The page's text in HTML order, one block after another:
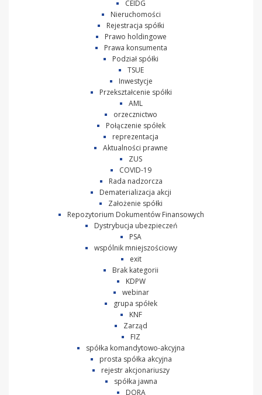
CEIDG
Nieruchomości
Rejestracja spółki
Prawo holdingowe
Prawa konsumenta
Podział spółki
TSUE
Inwestycje
Przekształcenie spółki
AML
orzecznictwo
Połączenie spółek
reprezentacja
Aktualności prawne
ZUS
COVID-19
Rada nadzorcza
Dematerializacja akcji
Założenie spółki
Repozytorium Dokumentów Finansowych
Dystrybucja ubezpieczeń
PSA
wspólnik mniejszościowy
exit
Brak kategorii
KDPW
webinar
grupa spółek
KNF
Zarząd
FIZ
spółka komandytowo-akcyjna
prosta spółka akcyjna
rejestr akcjonariuszy
spółka jawna
DORA